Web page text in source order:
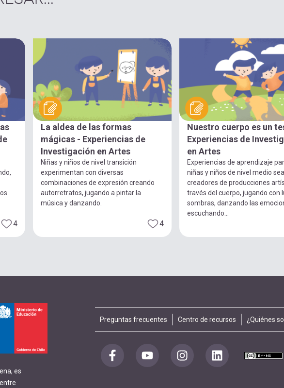
4
La aldea de las formas
mágicas - Experiencias de
Investigación en Artes
Niñas y niños de nivel transición
experimentan con diversas
combinaciones de expresión creando
autorretratos, jugando a pintar la
música y danzando.
4
Nuestro cuerpo es un
Experiencias de
en Artes
Experiencias de aprendizaje
niñas y niños de nivel medio
creadores de producciones
través del cuerpo, jugando con
sombras, danzando las
escuchando...
es
Footer
menu
Preguntas frecuentes Centro de recursos ¿Quiénes
Redes